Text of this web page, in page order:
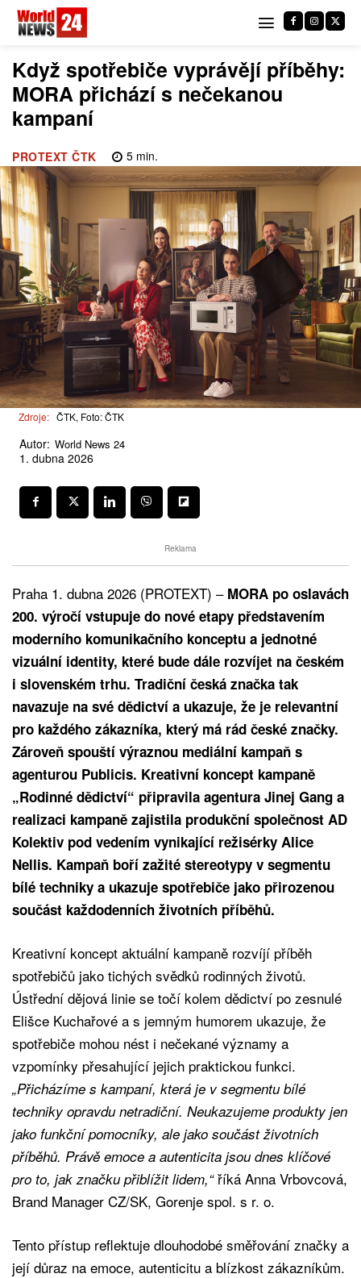
Když spotřebiče vyprávějí příběhy:
MORA přichází s nečekanou
kampaní
PROTEXT ČTK 5min.
Zdroje: ČTK, Foto: ČTK
Autor: World News 24
1. dubna 2026
Reklama
Praha 1. dubna 2026 (PROTEXT) – MORA po oslavách
200. výročí vstupuje do nové etapy představením
moderního komunikačního konceptu a jednotné
vizuální identity, které bude dále rozvíjet na českém
i slovenském trhu. Tradiční česká značka tak
navazuje na své dědictví a ukazuje, že je relevantní
pro každého zákazníka, který má rád české značky.
Zároveň spouští výraznou mediální kampaň s
agenturou Publicis. Kreativní koncept kampaně
„Rodinné dědictví“ připravila agentura Jinej Gang a
realizaci kampaně zajistila produkční společnost AD
Kolektiv pod vedením vynikající režisérky Alice
Nellis. Kampaň boří zažité stereotypy v segmentu
bílé techniky a ukazuje spotřebiče jako přirozenou
součást každodenních životních příběhů.
Kreativní koncept aktuální kampaně rozvíjí příběh
spotřebičů jako tichých svědků rodinných životů.
Ústřední dějová linie se točí kolem dědictví po zesnulé
Elišce Kuchařové a s jemným humorem ukazuje, že
spotřebiče mohou nést i nečekané významy a
vzpomínky přesahující jejich praktickou funkci.
„Přicházíme s kampaní, která je v segmentu bílé
techniky opravdu netradiční. Neukazujeme produkty jen
jako funkční pomocníky, ale jako součást životních
příběhů. Právě emoce a autenticita jsou dnes klíčové
pro to, jak značku přiblížit lidem,“říká Anna Vrbovcová,
Brand Manager CZ/SK, Gorenje spol. s r. o.
Tento přístup reflektuje dlouhodobé směřování značky a
její důraz na emoce, autenticitu a blízkost zákazníkům.